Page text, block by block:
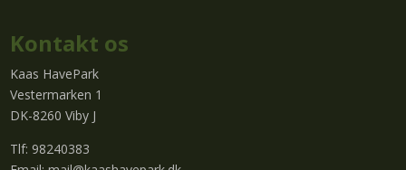
Kontakt os
Kaas HavePark
Vestermarken 1
DK-8260 Viby J
Tlf: 98240383